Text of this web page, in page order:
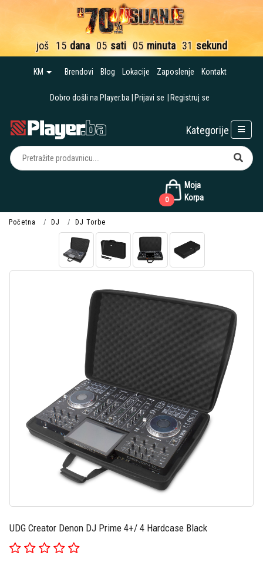
još 15 dana 05 sati 05 minuta 31 sekund
KM Brendovi Blog Lokacije Zaposlenje Kontakt
Dobro došli na Player.ba Prijavi se Registruj se
Moja
Korpa
0
Kategorije
Početna DJ DJ Torbe
UDG Creator Denon DJ Prime 4+/ 4 Hardcase Black